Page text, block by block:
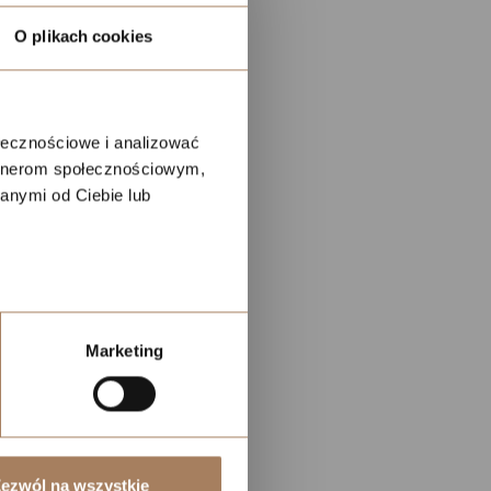
O plikach cookies
i analizować
społecznościowym,
od Ciebie lub
Marketing
na wszystkie